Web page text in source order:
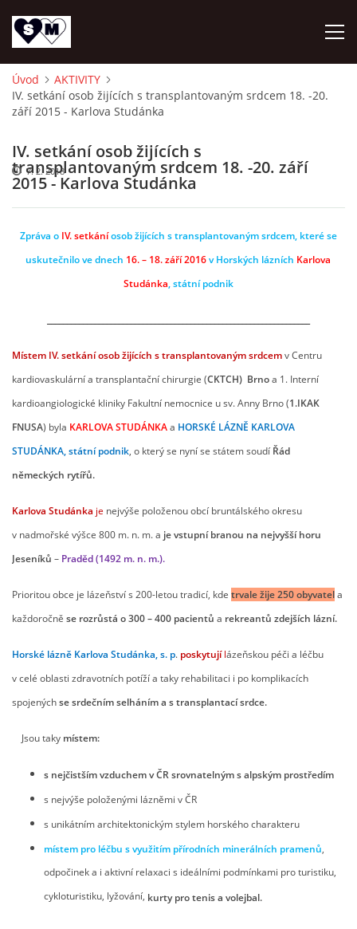
ÚVOD
O NÁS
AKTUALITY
OZ DAR ŽIVOTA
REPORTÁŽE
FOTOGALERIE
VIDEO
KONTAKTY
Úvod
AKTIVITY
IV. setkání osob žijících s transplantovaným srdcem 18. -20.
září 2015 - Karlova Studánka
IV. setkání osob žijících s
transplantovaným srdcem 18. -20. září
2015 - Karlova Studánka
7. 2. 2018
Zpráva o IV. setkáníosob žijících s transplantovaným srdcem, které se
uskutečnilo ve dnech 16. – 18. září 2016v Horských lázních Karlova
Studánka, státní podnik
Místem IV. setkání osob žijících s transplantovaným srdcemv Centru
kardiovaskulární a transplantační chirurgie (CKTCH) Brnoa 1. Interní
kardioangiologické kliniky Fakultní nemocnice u sv. Anny Brno (1.IKAK
FNUSA) byla KARLOVA STUDÁNKAa HORSKÉ LÁZNĚ KARLOVA
STUDÁNKA, státní podnik, o který se nyní se státem soudí Řád
německých rytířů.
Karlova Studánka je nejvýše položenou obcí bruntálského okresu
v nadmořské výšce 800 m. n. m. a je vstupní branou na nejvyšší horu
Jeseníků – Praděd (1492 m. n. m.).
Prioritou obce je lázeňství s 200-letou tradicí, kde trvale žije 250 obyvatela
každoročně se rozrůstá o 300 – 400 pacientů a rekreantů zdejších lázní.
Horské lázně Karlova Studánka, s. p. poskytujílázeňskou péči a léčbu
v celé oblasti zdravotních potíží a taky rehabilitaci i po komplikacích
spojenýchse srdečním selháníma s transplantací srdce.
Jsou taky místem:
s nejčistším vzduchem v ČR srovnatelným s alpským prostředím
s nejvýše položenými lázněmi v ČR
s unikátním architektonickým stylem horského charakteru
místem pro léčbu s využitím přírodních minerálních pramenů,
odpočinek a i aktivní relaxaci s ideálními podmínkami pro turistiku,
cykloturistiku, lyžování, kurty pro tenis a volejbal.